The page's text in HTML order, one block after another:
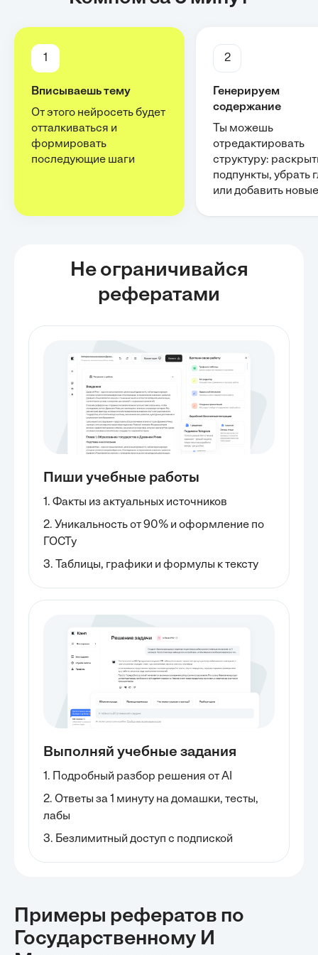
1
Вписываешь тему
От этого нейросеть будет
отталкиваться и
формировать
последующие шаги
2
Генерируем
содержание
Ты можешь
отредактировать
структуру:
подпункты, убрать
или добавить новые
Не ограничивайся
рефератами
Пиши учебные работы
1. Факты из актуальных источников
2. Уникальность от 90% и оформление по
ГОСТу
3. Таблицы, графики и формулы к тексту
Выполняй учебные задания
1. Подробный разбор решения от AI
2. Ответы за 1 минуту на домашки, тесты,
лабы
3. Безлимитный доступ с подпиской
Примеры рефератов по
Государственному И